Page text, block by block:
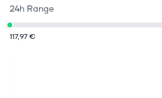
24h Range
117,97 €